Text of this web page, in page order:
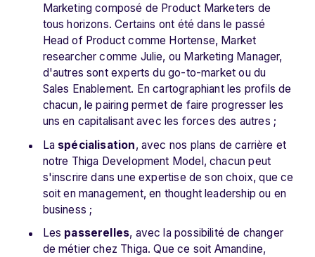
Marketing composé de Product Marketers de
tous horizons. Certains ont été dans le passé
Head of Product comme Hortense, Market
researcher comme Julie, ou Marketing Manager,
d'autres sont experts du go-to-market ou du
Sales Enablement. En cartographiant les profils de
chacun, le pairing permet de faire progresser les
uns en capitalisant avec les forces des autres ;
La spécialisation, avec nos plans de carrière et
notre Thiga Development Model, chacun peut
s'inscrire dans une expertise de son choix, que ce
soit en management, en thought leadership ou en
business ;
Les passerelles, avec la possibilité de changer
de métier chez Thiga. Que ce soit Amandine,